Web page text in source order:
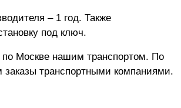
– 1 год. Также
под ключ.
по Москве нашим транспортом. По
транспортными компаниями.